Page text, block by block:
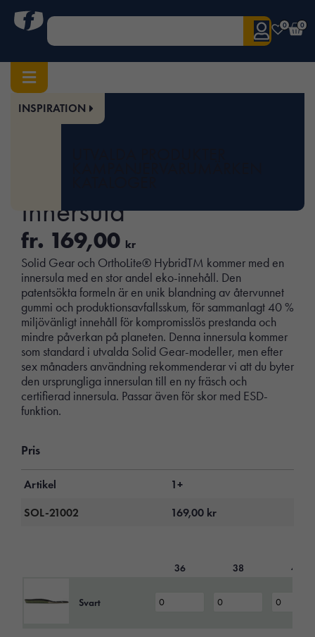
0 0
INSPIRATION
Hem/Arbetsskor/ Tillbehör skor
Innersula
fr. 169,00 kr
Solid Gear och OrthoLite® HybridTM kommer med en
innersula med en stor andel eko-innehåll. Den
patentsökta formeln är en unik blandning av återvunnet
gummi och produktionsavfallsskum, för sammanlagt 40 %
miljövänligt innehåll för kompromisslös prestanda och
mindre påverkan på planeten. Denna innersula kommer
som standard i utvalda Solid Gear-modeller, men efter
sex månaders användning rekommenderar vi att du byter
den ursprungliga innersulan till en ny fräsch och
certifierad innersula. Passar även för skor med ESD-
funktion.
Pris
Artikel
1+
SOL-21002
169,00 kr
36 38 40
Svart